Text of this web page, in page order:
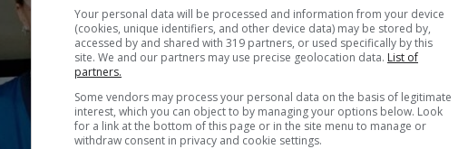
Your personal data will be processed and information from your device
(cookies, unique identifiers, and other device data) may be stored by,
accessed by and shared with 319 partners, or used specifically by this
site. We and our partners may use precise geolocation data. List of
partners.
Some vendors may process your personal data on the basis of legitimate
interest, which you can object to by managing your options below. Look
for a link at the bottom of this page or in the site menu to manage or
withdraw consent in privacy and cookie settings.